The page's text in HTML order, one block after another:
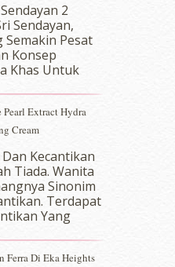
2
Sendayan,
Semakin Pesat
Konsep
Khas Untuk
Extract Hydra
Cream
Kecantikan
Tiada. Wanita
Sinonim
Terdapat
Yang
Ferra Di Eka Heights